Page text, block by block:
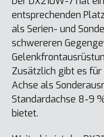
entsprechenden
als Serien- und
schwereren
Zusätzlich gibt es für
Achse als
Standardachse 8-9
bietet.